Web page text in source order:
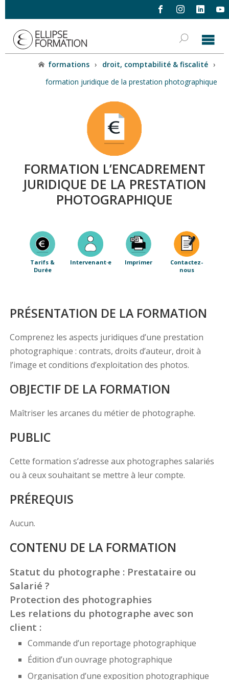
formations › droit, comptabilité & fiscalité ›
formation juridique de la prestation photographique
FORMATION L’ENCADREMENT
JURIDIQUE DE LA PRESTATION
PHOTOGRAPHIQUE
Tarifs &
Durée
Intervenant·e Imprimer
Contactez-
nous
PRÉSENTATION DE LA FORMATION
Comprenez les aspects juridiques d’une prestation
photographique : contrats, droits d’auteur, droit à
l’image et conditions d’exploitation des photos.
OBJECTIF DE LA FORMATION
Maîtriser les arcanes du métier de photographe.
PUBLIC
Cette formation s’adresse aux photographes salariés
ou à ceux souhaitant se mettre à leur compte.
PRÉREQUIS
Aucun.
CONTENU DE LA FORMATION
Statut du photographe : Prestataire ou
Salarié ?
Protection des photographies
Les relations du photographe avec son
client :
Commande d’un reportage photographique
Édition d’un ouvrage photographique
Organisation d’une exposition photographique